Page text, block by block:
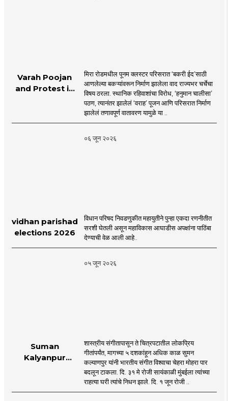
Varah Poojan
and Protest in
Mira Road
मिरा रोडमधील पूनम क्लस्टर परिसरात ‘बकरी ईद’साठी
आणलेल्या बकऱ्यांवरून निर्माण झालेला वाद राज्यभर चर्चेचा
विषय ठरला. स्थानिक रहिवाशांचा विरोध, ‘हनुमान चालीसा’
पठण, त्यानंतर झालेलं ‘वराह’ पूजन आणि परिसरात निर्माण
झालेलं तणावपूर्ण वातावरण यामुळे या ..
०६ जून २०२६
vidhan parishad
elections 2026
विधान परिषद निवडणुकीत महायुतीने पुन्हा एकदा रणनीतीत
सरशी घेतली असून महाविकास आघाडीस अपक्षांना पाठिंबा
देण्याची वेळ आली आहे..
०५ जून २०२६
Suman
Kalyanpur
mumbai |
शास्त्रीय संगीतापासून ते चित्रपटातील लोकप्रिय
गीतांपर्यंत, मागच्या ५ दशकांहून अधिक काळ सुमन
कल्याणपुर यांनी भारतीय संगीत विश्वाचा चेहरा मोहरा पार
बदलून टाकला. दि. ३१ मे रोजी सायंकाळी मुंबईला त्यांच्या
राहत्या घरी त्यांचे निधन झाले. दि. १ जून रोजी ..